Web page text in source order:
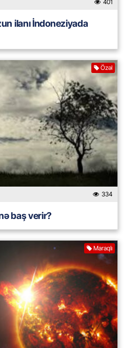
401
ilanı İndoneziyada
Özəl
334
baş verir?
Maraqlı